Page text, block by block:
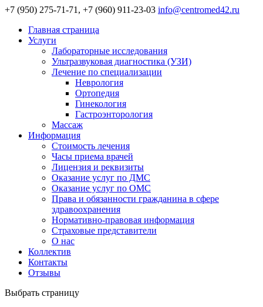
+7 (950) 275-71-71, +7 (960) 911-23-03 info@centromed42.ru
Главная страница
Услуги
Лабораторные исследования
Ультразвуковая диагностика (УЗИ)
Лечение по специализации
Неврология
Ортопедия
Гинекология
Гастроэнторология
Массаж
Информация
Стоимость лечения
Часы приема врачей
Лицензия и реквизиты
Оказание услуг по ДМС
Оказание услуг по ОМС
Права и обязанности гражданина в сфере
здравоохранения
Нормативно-правовая информация
Страховые представители
О нас
Коллектив
Контакты
Отзывы
Выбрать страницу